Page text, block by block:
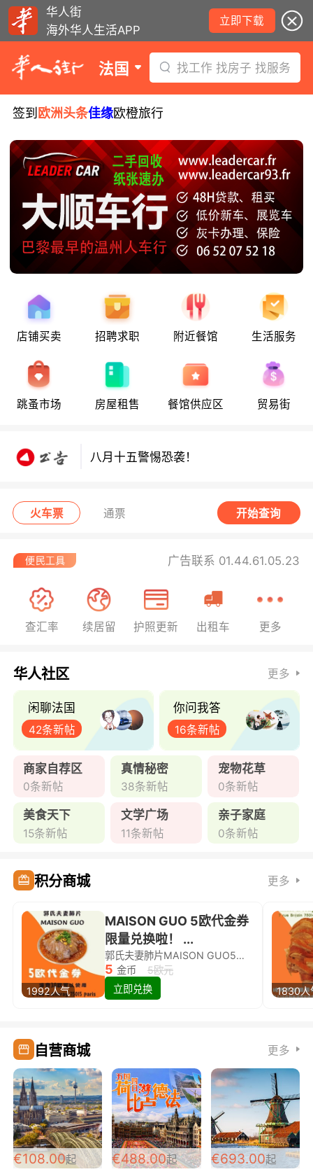
华人街
海外华人生活APP
立即下载
法国 找工作 找房子 找服务
签到 欧洲头条佳缘欧橙旅行
店铺买卖 招聘求职 附近餐馆 生活服务
跳蚤市场 房屋租售 餐馆供应区 贸易街
八月十五警惕恐袭！
八月十五警惕恐袭！
火车票 通票 开始查询
广告联系 01.44.61.05.23
查汇率 续居留 护照更新 出租车 更多
华人社区 更多
闲聊法国
42条新帖
你问我答
16条新帖
商家自荐区
0条新帖
真情秘密
38条新帖
宠物花草
0条新帖
美食天下
15条新帖
文学广场
11条新帖
亲子家庭
0条新帖
积分商城 更多
1992人气
MAISON GUO 5欧代金券
限量兑换啦！ ...
郭氏夫妻肺片MAISON GUO5欧代金券限量兑换啦！
5 金币
5欧元
立即兑换
1830人
自营商城 更多
€108.00起 €488.00起 €693.00起